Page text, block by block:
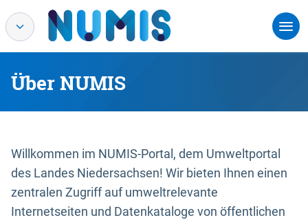
Über NUMIS
Willkommen im NUMIS-Portal, dem Umweltportal
des Landes Niedersachsen! Wir bieten Ihnen einen
zentralen Zugriff auf umweltrelevante
Internetseiten und Datenkataloge von öffentlichen